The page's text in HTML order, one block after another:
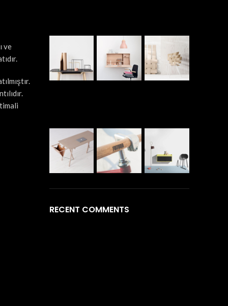
ve
RECENT COMMENTS